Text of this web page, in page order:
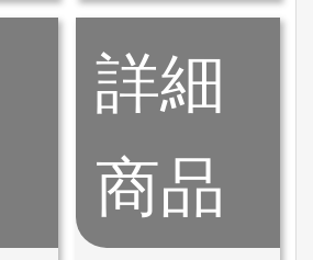
詳細
商品